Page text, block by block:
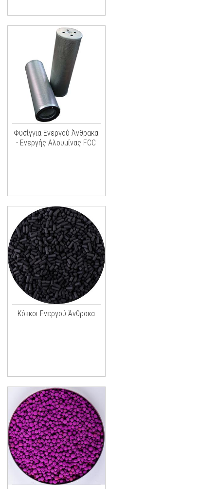
Φυσίγγια Ενεργού Άνθρακα
- Ενεργής Αλουμίνας FCC
Κόκκοι Ενεργού Άνθρακα